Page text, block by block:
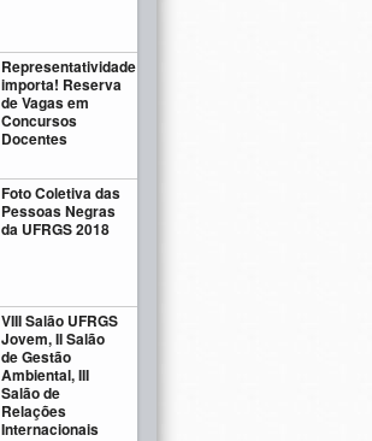
Representatividade
importa! Reserva
de Vagas em
Concursos
Docentes
Foto Coletiva das
Pessoas Negras
da UFRGS 2018
VIII Salão UFRGS
Jovem, II Salão
de Gestão
Ambiental, III
Salão de
Relações
Internacionais